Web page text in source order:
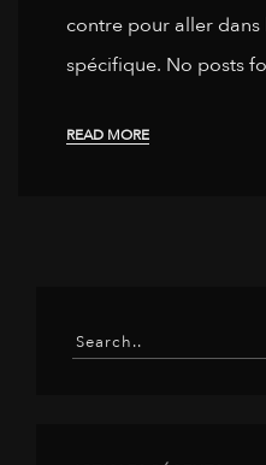
contre pour aller dans
spécifique. No posts
READ MORE